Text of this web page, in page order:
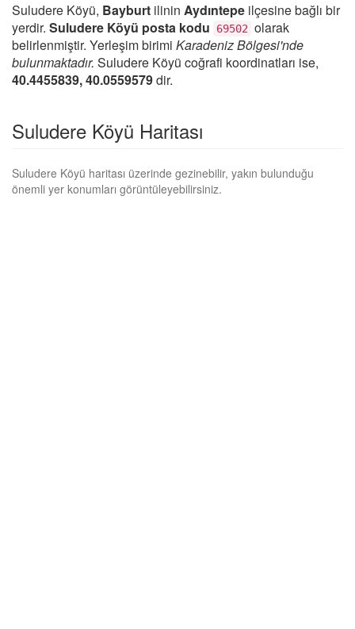
Suludere Köyü, Bayburt ilinin Aydıntepe ilçesine bağlı bir
yerdir. Suludere Köyü posta kodu 69502 olarak
belirlenmiştir. Yerleşim birimi Karadeniz Bölgesi'nde
bulunmaktadır. Suludere Köyü coğrafi koordinatları ise,
40.4455839, 40.0559579dir.
Suludere Köyü Haritası
Suludere Köyü haritası üzerinde gezinebilir, yakın bulunduğu
önemli yer konumları görüntüleyebilirsiniz.